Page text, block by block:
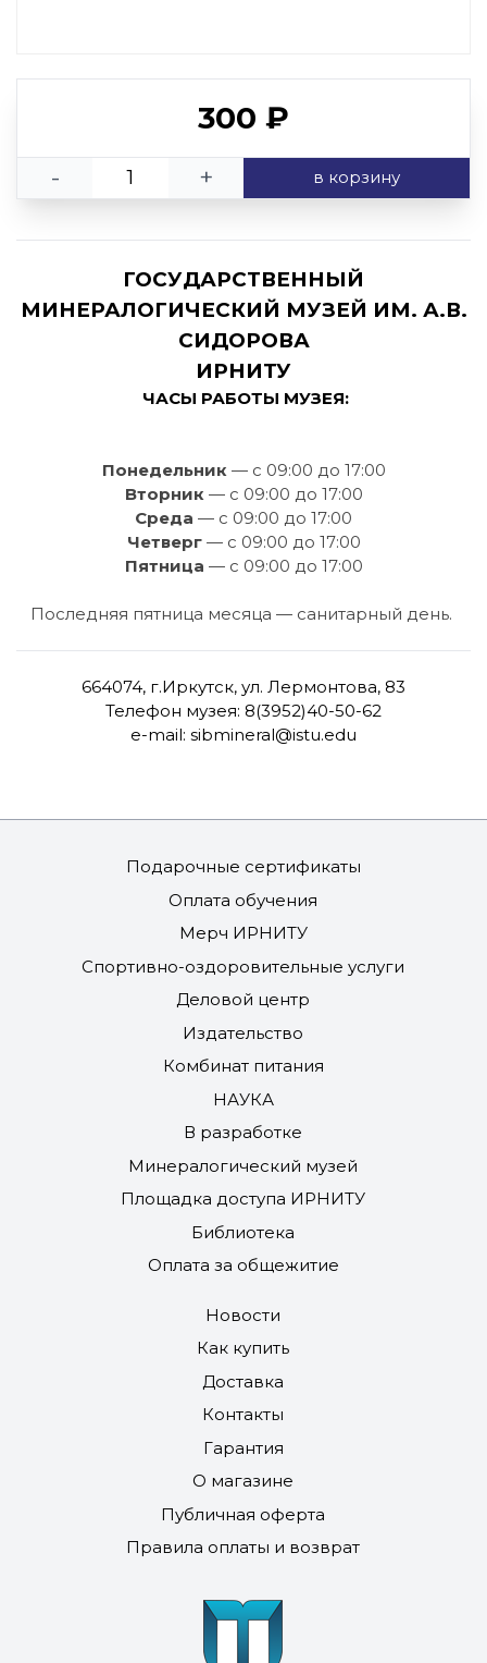
300 ₽
- + в корзину
ГОСУДАРСТВЕННЫЙ
МИНЕРАЛОГИЧЕСКИЙ МУЗЕЙ ИМ. А.В.
СИДОРОВА
ИРНИТУ
ЧАСЫ РАБОТЫ МУЗЕЯ:
Понедельник— с 09:00 до 17:00
Вторник— с 09:00 до 17:00
Среда — с 09:00 до 17:00
Четверг— с 09:00 до 17:00
Пятница — с 09:00 до 17:00
Последняя пятница месяца — санитарный день.
664074, г.Иркутск, ул. Лермонтова, 83
Телефон музея: 8(3952)40-50-62
e-mail: sibmineral@istu.edu
Подарочные сертификаты
Оплата обучения
Мерч ИРНИТУ
Спортивно-оздоровительные услуги
Деловой центр
Издательство
Комбинат питания
НАУКА
В разработке
Минералогический музей
Площадка доступа ИРНИТУ
Библиотека
Оплата за общежитие
Новости
Как купить
Доставка
Контакты
Гарантия
О магазине
Публичная оферта
Правила оплаты и возврат